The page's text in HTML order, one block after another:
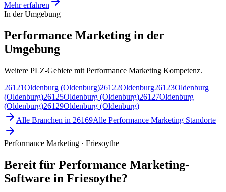
Mehr erfahren
In der Umgebung
Performance Marketing in der
Umgebung
Weitere PLZ-Gebiete mit Performance Marketing Kompetenz.
26121Oldenburg (Oldenburg)26122Oldenburg26123Oldenburg
(Oldenburg)26125Oldenburg (Oldenburg)26127Oldenburg
(Oldenburg)26129Oldenburg (Oldenburg)
Alle Branchen in 26169Alle Performance Marketing Standorte
Performance Marketing · Friesoythe
Bereit für Performance Marketing-
Software in Friesoythe?